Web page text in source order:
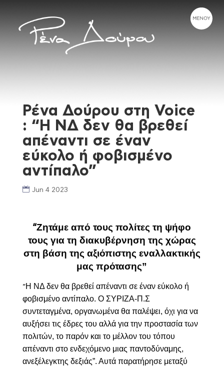
Ρένα Δούρου στη Voice
: “Η ΝΔ δεν θα βρεθεί
απέναντι σε έναν
εύκολο ή φοβισμένο
αντίπαλο”
Jun 4 2023
“Ζητάμε από τους πολίτες τη ψήφο
τους για τη διακυβέρνηση της χώρας
στη βάση της αξιόπιστης εναλλακτικής
μας πρότασης”
“Η ΝΔ δεν θα βρεθεί απέναντι σε έναν εύκολο ή
φοβισμένο αντίπαλο. Ο ΣΥΡΙΖΑ-Π.Σ
συντεταγμένα, οργανωμένα θα παλέψει, όχι για να
αυξήσει τις έδρες του αλλά για την προστασία των
πολιτών, το παρόν και το μέλλον του τόπου
απέναντι στο ενδεχόμενο μιας παντοδύναμης,
ανεξέλεγκτης δεξιάς”. Αυτά παρατήρησε μεταξύ